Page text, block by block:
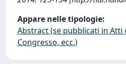
Appare nelle tipologie:
Abstract (se pubblicati in Atti
Congresso, ecc.)